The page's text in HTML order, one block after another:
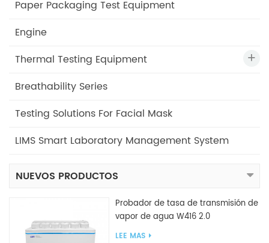
Paper Packaging Test Equipment
Engine
Thermal Testing Equipment
Breathability Series
Testing Solutions For Facial Mask
LIMS Smart Laboratory Management System
NUEVOS PRODUCTOS
Probador de tasa de transmisión de
vapor de agua W416 2.0
LEE MAS